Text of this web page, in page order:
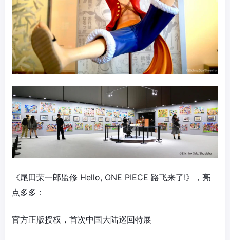
《尾田荣一郎监修 Hello, ONE PIECE 路飞来了!》，亮
点多多：
官方正版授权，首次中国大陆巡回特展